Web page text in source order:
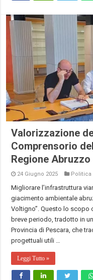
Valorizzazione
Comprensorio
Regione Abruzzo
24 Giugno 2025 Politica
Migliorare l’infrastruttura
giacimento ambientale
Voltigno”. Questo lo scopo
breve periodo, tradotto in
Provincia di Pescara, che
progettuali utili …
Leggi Tutto »